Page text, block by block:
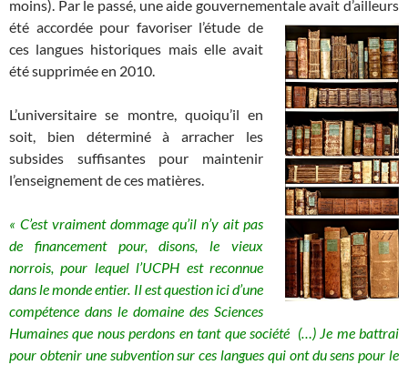
moins). Par le passé, une aide gouvernementale avait d’ailleurs
été accordée pour favoriser l’étude de
ces langues historiques mais elle avait
été supprimée en 2010.
L’universitaire se montre, quoiqu’il en
soit, bien déterminé à arracher les
subsides suffisantes pour maintenir
l’enseignement de ces matières.
« C’est vraiment dommage qu’il n’y ait pas
de financement pour, disons, le vieux
norrois, pour lequel l’UCPH est reconnue
dans le monde entier. Il est question ici d’une
compétence dans le domaine des Sciences
Humaines que nous perdons en tant que société (…) Je me battrai
pour obtenir une subvention sur ces langues qui ont du sens pour le